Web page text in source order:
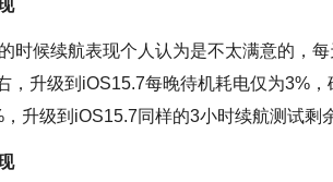
时候续航表现个人认为是不太满意的，
，升级到iOS15.7每晚待机耗电仅为3%
升级到iOS15.7同样的3小时续航测试剩